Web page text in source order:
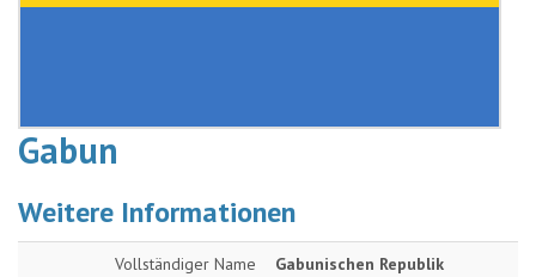
Gabun
Weitere Informationen
Vollständiger Name Gabunischen Republik